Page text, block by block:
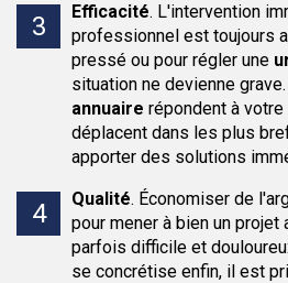
Efficacité. L'intervention
professionnel est toujours
pressé ou pour régler une
situation ne devienne
annuaire répondent à
déplacent dans les plus
apporter des solutions
Qualité. Économiser de
pour mener à bien un
parfois difficile et
se concrétise enfin, il est